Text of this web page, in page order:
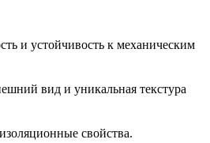
и устойчивость к механическим
вид и уникальная текстура
свойства.